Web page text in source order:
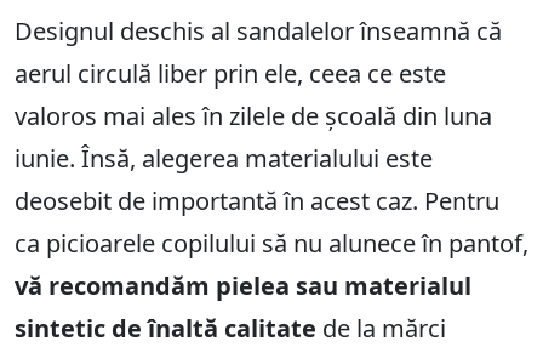
Designul deschis al sandalelor înseamnă că
aerul circulă liber prin ele, ceea ce este
valoros mai ales în zilele de școală din luna
iunie. Însă, alegerea materialului este
deosebit de importantă în acest caz. Pentru
ca picioarele copilului să nu alunece în pantof,
vă recomandăm pielea sau materialul
sintetic de înaltă calitate de la mărci